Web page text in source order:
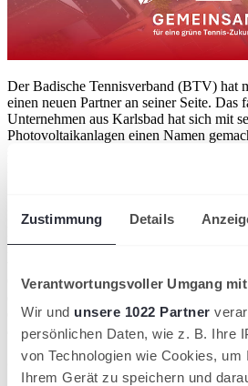
Zustimmung Details
Verantwortungsvoller Umgang
Wir und unsere 1022 Partner
persönlichen Daten, wie z. B. Ihre
von Technologien wie Cookies, um
Ihrem Gerät zu speichern und
Der Badische Tennisverband (BTV) hat
einen neuen Partner an seiner Seite. Das
Unternehmen aus Karlsbad hat sich mit
Photovoltaikanlagen einen Namen
Prioritätenliste. Deshalb haben wir unser
Bereich zuletzt gezielt ausgebaut",
Bitenc. "Wir sind sehr glücklich, unser
GmbH setzt auf höchste Qualität und
ermöglichen. Damit passt das
aktuellen Philosophie."
Starke Partnerschaft für eine